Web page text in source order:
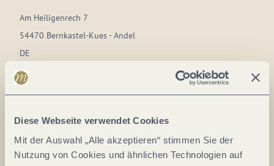
Diese Webseite verwendet Cookies
Mit der Auswahl „Alle akzeptieren“ stimmen Sie der
Nutzung von Cookies und ähnlichen Technologien auf
Am Heiligenrech 7
54470 Bernkastel-Kues - Andel
DE
Tel.:
E-Mail:hausverwaltung@elektrokonrath.de
Webseite:www.konraths-moselchalet.de